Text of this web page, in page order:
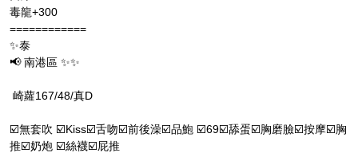
毒龍+300
============
✨泰
📢 南港區 ✨✨
崎蘿167/48/真D
☑️無套吹 ☑️Kiss☑️舌吻☑️前後澡☑️品鮑 ☑️69☑️舔蛋☑️胸磨臉☑️按摩☑️胸
推☑️奶炮 ☑️絲襪☑️屁推